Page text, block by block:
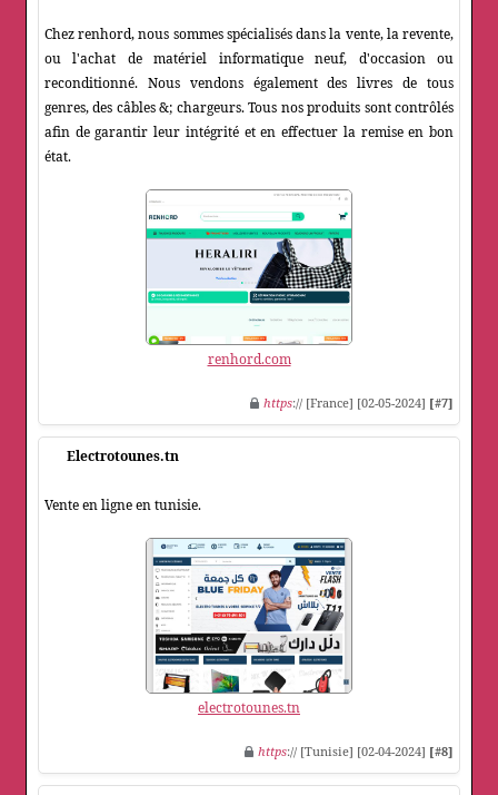
Chez renhord, nous sommes spécialisés dans la vente, la revente,
ou l'achat de matériel informatique neuf, d'occasion ou
reconditionné. Nous vendons également des livres de tous
genres, des câbles &; chargeurs. Tous nos produits sont contrôlés
afin de garantir leur intégrité et en effectuer la remise en bon
état.
renhord.com
https:// [France] [02-05-2024] [#7]
Electrotounes.tn
Vente en ligne en tunisie.
electrotounes.tn
https:// [Tunisie] [02-04-2024] [#8]